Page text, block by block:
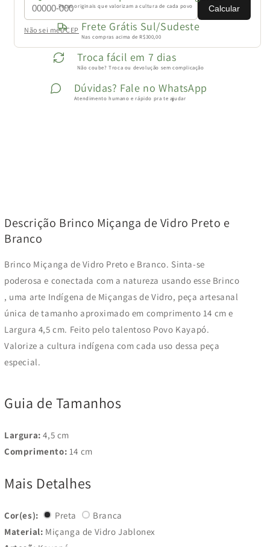
Calcular
Não sei meu CEP
Peças originais que valorizam a cultura de cada povo
Frete Grátis Sul/Sudeste
Nas compras acima de R$300,00
Troca fácil em 7 dias
Não coube? Troca ou devolução sem complicação
Dúvidas? Fale no WhatsApp
Atendimento humano e rápido pra te ajudar
Descrição Brinco Miçanga de Vidro Preto e
Branco
Brinco Miçanga de Vidro Preto e Branco. Sinta-se
poderosa e conectada com a natureza usando esse Brinco
, uma arte Indígena de Miçangas de Vidro, peça artesanal
única de tamanho aproximado em comprimento 14 cm e
Largura 4,5 cm. Feito pelo talentoso Povo Kayapó.
Valorize a cultura indígena com cada uso dessa peça
especial.
Guia de Tamanhos
Largura: 4,5 cm
Comprimento: 14 cm
Mais Detalhes
Cor(es): Preta
Branca
Material: Miçanga de Vidro Jablonex